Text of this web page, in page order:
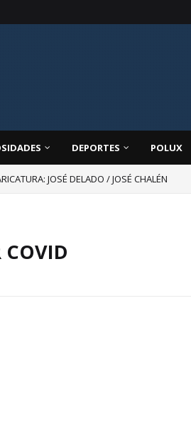
DEPORTES POLUX
JOSÉ DELADO / JOSÉ CHALÉN
COVID